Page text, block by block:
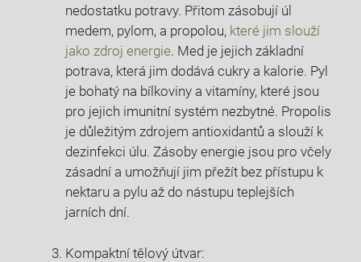
nedostatku potravy. Přitom zásobují úl
medem, pylom, a propolou, které jim slouží
jako zdroj energie. Med je jejich základní
potrava, která jim dodává cukry a kalorie. Pyl
je bohatý na bílkoviny a vitamíny, které jsou
pro jejich imunitní systém nezbytné. Propolis
je důležitým zdrojem antioxidantů a slouží k
dezinfekci úlu. Zásoby energie jsou pro včely
zásadní a umožňují jim přežít bez přístupu k
nektaru a pylu až do nástupu teplejších
jarních dní.
Kompaktní tělový útvar: